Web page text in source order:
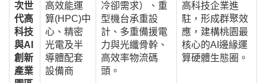
次世
代高
科技
與AI
創新
產業
高效能運
算(HPC)中
心、精密
光電及半
導體配套
設備商
冷卻需求）、重
型機台承重設
計、多重備援電
力與光纖骨幹、
高效率物流碼
頭。
高科技企業進
駐，形成群聚效
應，建構桃園最
核心的AI邊緣運
算硬體生態圈。